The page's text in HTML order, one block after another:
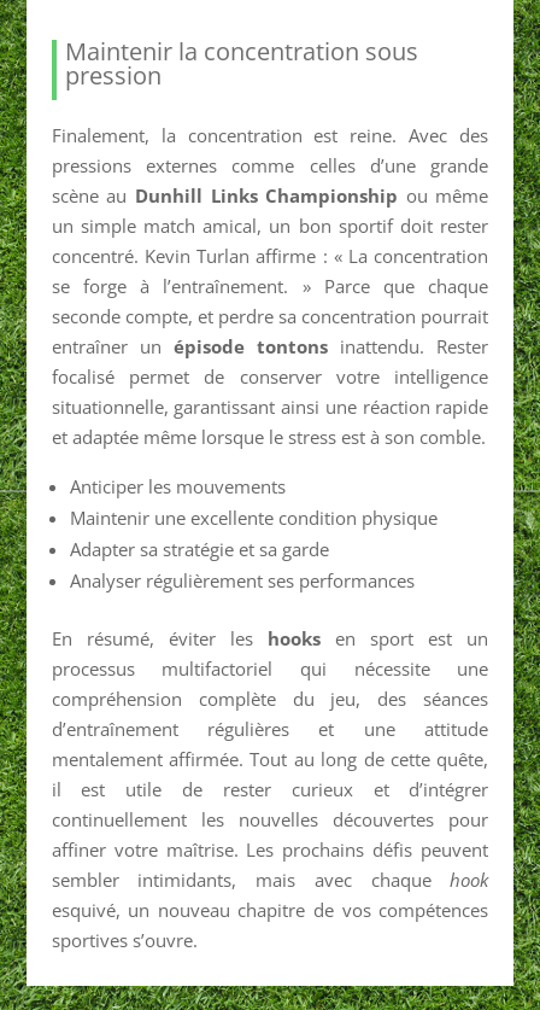
Maintenir la concentration sous
pression
Finalement, la concentration est reine. Avec des
pressions externes comme celles d’une grande
scène au Dunhill Links Championship ou même
un simple match amical, un bon sportif doit rester
concentré. Kevin Turlan affirme : « La concentration
se forge à l’entraînement. » Parce que chaque
seconde compte, et perdre sa concentration pourrait
entraîner un épisode tontons inattendu. Rester
focalisé permet de conserver votre intelligence
situationnelle, garantissant ainsi une réaction rapide
et adaptée même lorsque le stress est à son comble.
Anticiper les mouvements
Maintenir une excellente condition physique
Adapter sa stratégie et sa garde
Analyser régulièrement ses performances
En résumé, éviter les hooks en sport est un
processus multifactoriel qui nécessite une
compréhension complète du jeu, des séances
d’entraînement régulières et une attitude
mentalement affirmée. Tout au long de cette quête,
il est utile de rester curieux et d’intégrer
continuellement les nouvelles découvertes pour
affiner votre maîtrise. Les prochains défis peuvent
sembler intimidants, mais avec chaquehook
esquivé, un nouveau chapitre de vos compétences
sportives s’ouvre.